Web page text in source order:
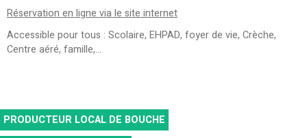
Réservation en ligne via le site internet
Accessible pour tous : Scolaire, EHPAD, foyer de vie, Crèche,
Centre aéré, famille,...
PRODUCTEUR LOCAL DE BOUCHE